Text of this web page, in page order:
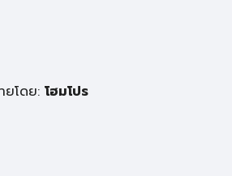
ยโดย: โฮมโปร